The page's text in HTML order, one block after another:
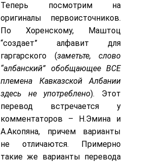
Теперь посмотрим на
оригиналы первоисточников.
По Хоренскому, Маштоц
“создает” алфавит для
гаргарского (заметьте, слово
“албанский” обобщающее ВСЕ
племена Кавказской Албании
здесь не употреблено). Этот
перевод встречается у
комментаторов – Н.Эмина и
А.Акопяна, причем варианты
не отличаются. Примерно
такие же варианты перевода